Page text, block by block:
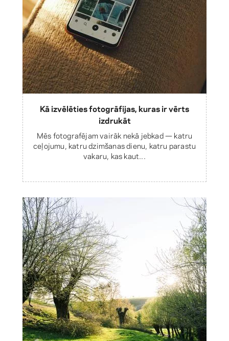
Kā izvēlēties fotogrāfijas, kuras ir vērts
izdrukāt
Mēs fotografējam vairāk nekā jebkad — katru
ceļojumu, katru dzimšanas dienu, katru parastu
vakaru, kas kaut...